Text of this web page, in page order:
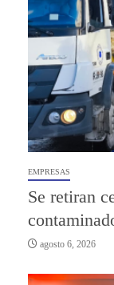
EMPRESAS
Se retiran
agosto 6, 2026